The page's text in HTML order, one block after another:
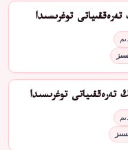
توغرىسىدا